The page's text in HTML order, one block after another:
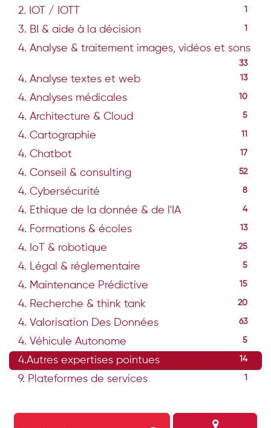
2. IOT / IOTT 1
3. BI & aide à la décision 1
4. Analyse & traitement images, vidéos et sons
33
4. Analyse textes et web 13
4. Analyses médicales 10
4. Architecture & Cloud 5
4. Cartographie
4. Chatbot 17
4. Conseil & consulting 52
4. Cybersécurité 8
4. Ethique de la donnée & de l'IA 4
4. Formations & écoles 13
4. IoT & robotique 25
4. Légal & réglementaire 5
4. Maintenance Prédictive 15
4. Recherche & think tank 20
4. Valorisation Des Données 63
4. Véhicule Autonome 5
4.Autres expertises pointues 14
9. Plateformes de services